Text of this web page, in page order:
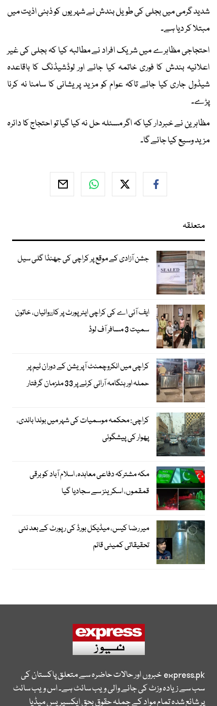
شدید گرمی میں بجلی کی طویل بندش نے شہریوں کو ذہنی اذیت میں
مبتلا کر دیا ہے۔
احتجاجی مظاہرے میں شریک افراد نے مطالبہ کیا کہ بجلی کی غیر
اعلانیہ بندش کا فوری خاتمہ کیا جائے اور لوڈشیڈنگ کا باقاعدہ
شیڈول جاری کیا جائے تاکہ عوام کو مزید پریشانی کا سامنا نہ کرنا
پڑے۔
مظاہرین نے خبردار کیا کہ اگر مسئلہ حل نہ کیا گیا تو احتجاج کا دائرہ
مزید وسیع کیا جائے گا۔
متعلقہ
جشن آزادی کے موقع پر کراچی کی جھنڈا گلی سیل
ایف آئی اے کی کراچی ایئرپورٹ پر کارروائیاں، خاتون
سمیت 3 مسافر آف لوڈ
کراچی میں انکروچمنٹ آپریشن کے دوران ٹیم پر
حملہ اور ہنگامہ آرائی کرنے پر 33 ملزمان گرفتار
کراچی: محکمہ موسمیات کی شہر میں بوندا باندی،
پھوار کی پیشگوئی
مکہ مشترکہ دفاعی معاہدہ، اسلام آباد کو برقی
قمقموں، اسکرینز سے سجادیا گیا
میر رضا کیس، میڈیکل بورڈ کی رپورٹ کے بعد نئی
تحقیقاتی کمیٹی قائم
express.pkخبروں اور حالات حاضرہ سے متعلق پاکستان کی
سب سے زیادہ وزٹ کی جانے والی ویب سائٹ ہے۔ اس ویب سائٹ
پر شائع شدہ تمام مواد کے جملہ حقوق بحق ایکسپریس میڈیا